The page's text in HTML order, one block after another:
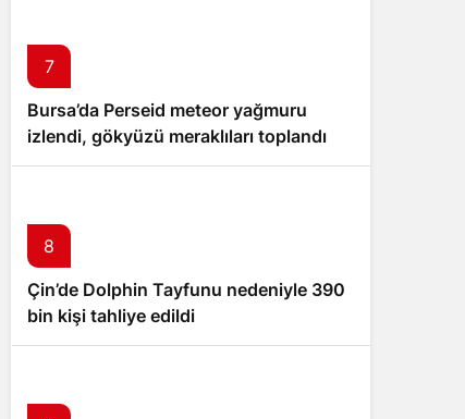
7
Bursa’da Perseid meteor yağmuru
izlendi, gökyüzü meraklıları toplandı
8
Çin’de Dolphin Tayfunu nedeniyle 390
bin kişi tahliye edildi